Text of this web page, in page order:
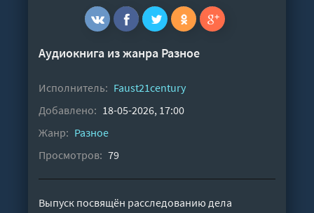
Аудиокнига из жанра Разное
Исполнитель: Faust21century
Добавлено: 18-05-2026, 17:00
Жанр: Разное
Просмотров: 79
Выпуск посвящён расследованию дела